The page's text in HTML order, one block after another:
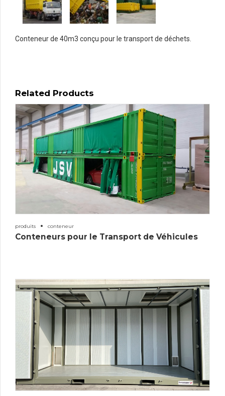
Conteneur de 40m3 conçu pour le transport de déchets.
Related Products
produits conteneur
Conteneurs pour le Transport de Véhicules